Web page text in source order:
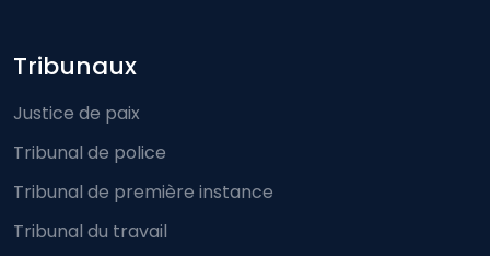
Footer-menu
Tribunaux
Justice de paix
Tribunal de police
Tribunal de première instance
Tribunal du travail